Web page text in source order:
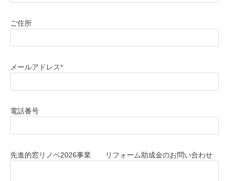
ご住所
メールアドレス*
電話番号
先進的窓リノベ2026事業 リフォーム助成金のお問い合わせ